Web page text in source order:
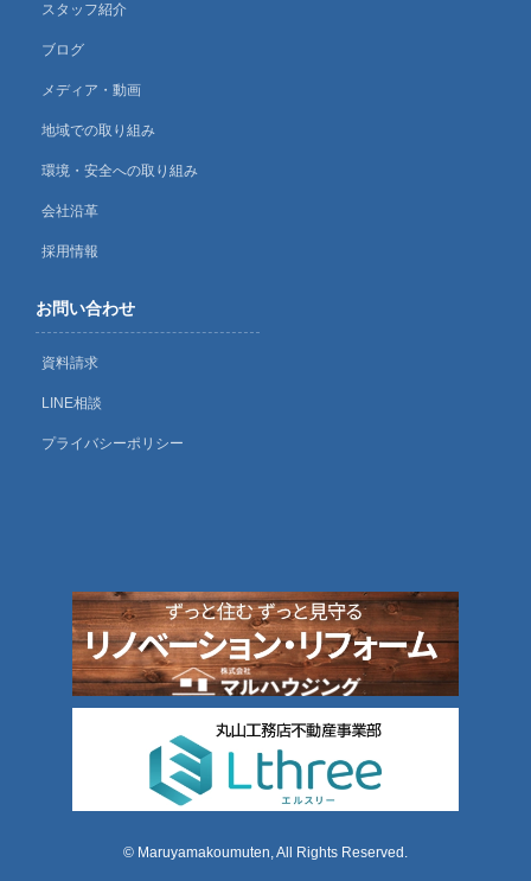
スタッフ紹介
ブログ
メディア・動画
地域での取り組み
環境・安全への取り組み
会社沿革
採用情報
お問い合わせ
資料請求
LINE相談
プライバシーポリシー
© Maruyamakoumuten, All Rights Reserved.